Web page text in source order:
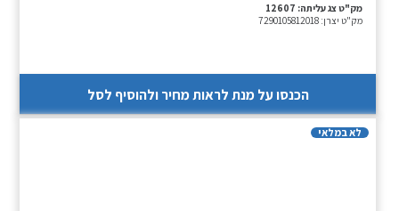
מק"ט צג עליתה: 12607
מק"ט יצרן: 7290105812018
הכנסו על מנת לראות מחיר ולהוסיף לסל
לא במלאי